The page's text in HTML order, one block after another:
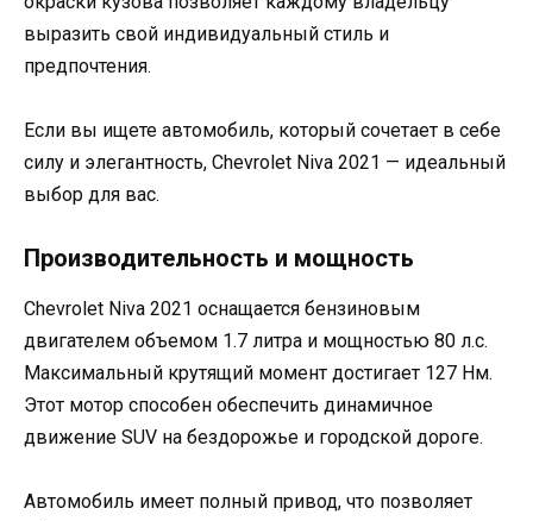
выразить свой индивидуальный стиль и
предпочтения.
Если вы ищете автомобиль, который сочетает в себе
силу и элегантность, Chevrolet Niva 2021 — идеальный
выбор для вас.
Производительность и мощность
Chevrolet Niva 2021 оснащается бензиновым
двигателем объемом 1.7 литра и мощностью 80 л.с.
Максимальный крутящий момент достигает 127 Нм.
Этот мотор способен обеспечить динамичное
движение SUV на бездорожье и городской дороге.
Автомобиль имеет полный привод, что позволяет